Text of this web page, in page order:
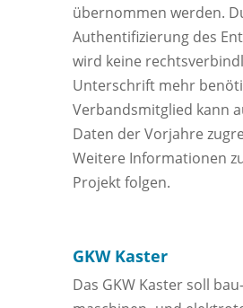
übernommen werden.
Authentifizierung des
wird keine
Unterschrift mehr
Verbandsmitglied kann
Daten der Vorjahre
Weitere Informationen
Projekt folgen.
GKW Kaster
Das GKW Kaster soll